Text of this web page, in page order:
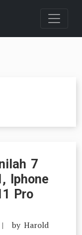
7
Iphone
Pro
by Harold